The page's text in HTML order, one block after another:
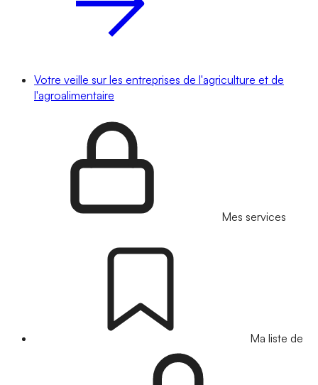
Votre veille sur les entreprises de l'agriculture et de
l'agroalimentaire
Mes services
Ma liste de